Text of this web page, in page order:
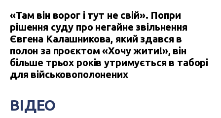
«Там він ворог і тут не свій». Попри
рішення суду про негайне звільнення
Євгена Калашникова, який здався в
полон за проєктом «Хочу жити!», він
більше трьох років утримується в таборі
для військовополонених
ВІДЕО